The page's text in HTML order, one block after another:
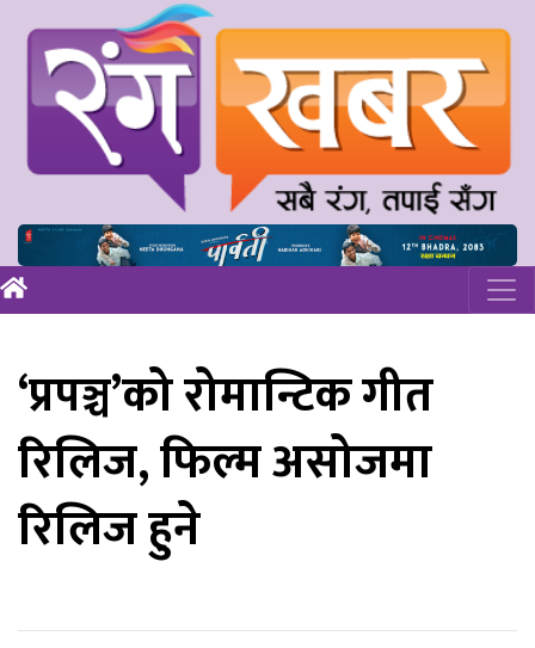
‘प्रपञ्च’को रोमान्टिक गीत
रिलिज, फिल्म असोजमा
रिलिज हुने